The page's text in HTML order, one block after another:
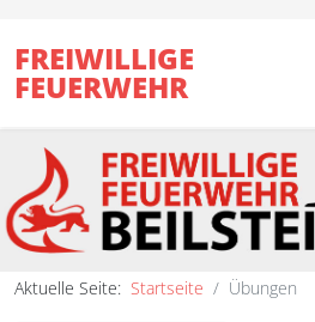
FREIWILLIGE
FEUERWEHR
Aktuelle Seite: Startseite Übungen